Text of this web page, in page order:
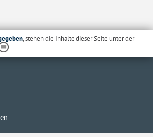
, stehen die Inhalte dieser Seite unter der